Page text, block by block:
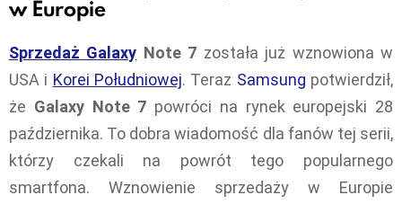
w Europie
Sprzedaż Galaxy Note 7 została już wznowiona w
USA i Korei Południowej. Teraz Samsung potwierdził,
że Galaxy Note 7 powróci na rynek europejski 28
października. To dobra wiadomość dla fanów tej serii,
którzy czekali na powrót tego popularnego
smartfona. Wznowienie sprzedaży w Europie